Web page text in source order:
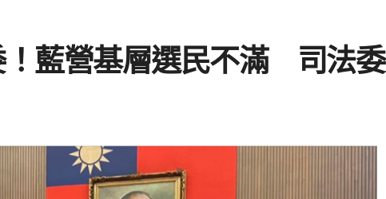
藍營基層選民不滿 司法委